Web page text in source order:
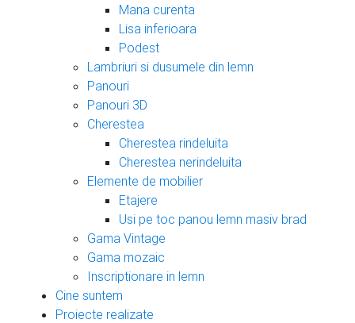
Mana curenta
Lisa inferioara
Podest
Lambriuri si dusumele din lemn
Panouri
Panouri 3D
Cherestea
Cherestea rindeluita
Cherestea nerindeluita
Elemente de mobilier
Etajere
Usi pe toc panou lemn masiv brad
Gama Vintage
Gama mozaic
Inscriptionare in lemn
Cine suntem
Proiecte realizate